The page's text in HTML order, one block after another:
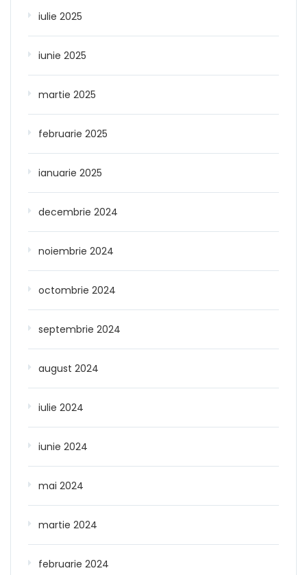
iulie 2025
iunie 2025
martie 2025
februarie 2025
ianuarie 2025
decembrie 2024
noiembrie 2024
octombrie 2024
septembrie 2024
august 2024
iulie 2024
iunie 2024
mai 2024
martie 2024
februarie 2024